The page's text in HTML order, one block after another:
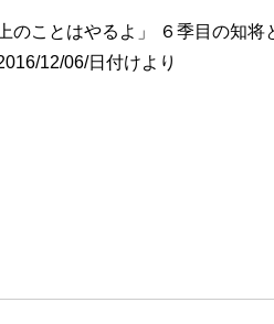
のことはやるよ」 ６季目の知
12/06/日付けより